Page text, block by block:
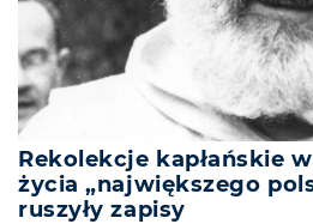
Rekolekcje kapłańskie
życia „największego
ruszyły zapisy